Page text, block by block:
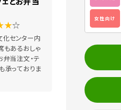
☆
センター内
もあるおしゃ
弁当注文・テ
承っておりま
女性向け